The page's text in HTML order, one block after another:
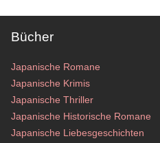
Bücher
Japanische Romane
Japanische Krimis
Japanische Thriller
Japanische Historische Romane
Japanische Liebesgeschichten